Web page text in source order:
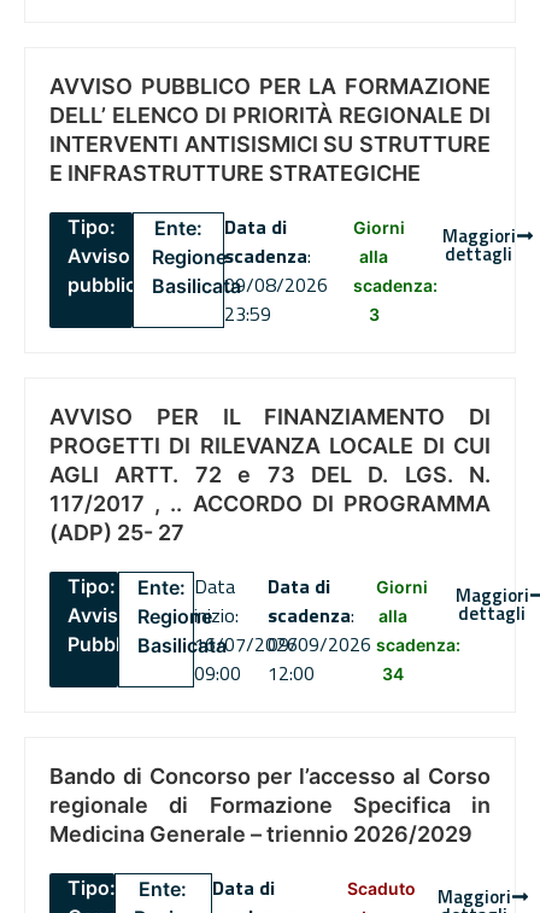
AVVISO PUBBLICO PER LA FORMAZIONE
DELL’ ELENCO DI PRIORITÀ REGIONALE DI
INTERVENTI ANTISISMICI SU STRUTTURE
E INFRASTRUTTURE STRATEGICHE
Tipo:
Avviso
pubblico
Ente:
Regione
Basilicata
Data di
scadenza:
09/08/2026
23:59
Giorni
alla
scadenza:
3
Maggiori
dettagli
AVVISO PER IL FINANZIAMENTO DI
PROGETTI DI RILEVANZA LOCALE DI CUI
AGLI ARTT. 72 e 73 DEL D. LGS. N.
117/2017 , .. ACCORDO DI PROGRAMMA
(ADP) 25- 27
Tipo:
Avviso
Pubblico
Ente:
Regione
Basilicata
Data
inizio:
16/07/2026
09:00
Data di
scadenza:
09/09/2026
12:00
Giorni
alla
scadenza:
34
Maggiori
dettagli
Bando di Concorso per l’accesso al Corso
regionale di Formazione Specifica in
Medicina Generale – triennio 2026/2029
Tipo:
Ente:
Data di
Scaduto
Maggiori